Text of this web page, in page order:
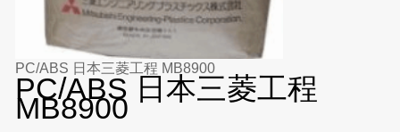
PC/ABS 日本三菱工程 MB8900
PC/ABS 日本三菱工程
MB8900